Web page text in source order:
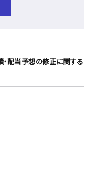
配当予想の修正に関するお